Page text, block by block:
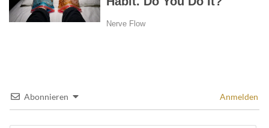
Abonnieren Anmelden